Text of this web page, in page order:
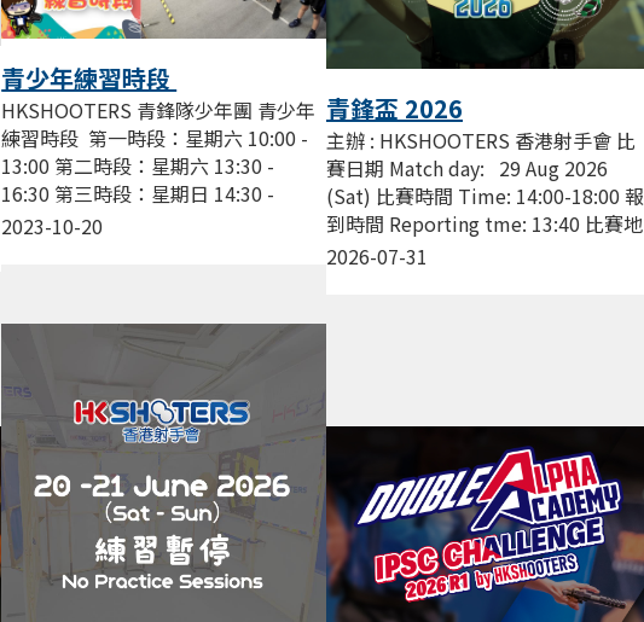
青少年練習時段
2023-10-20
HKSHOOTERS 青鋒隊少年團 青少年
練習時段 第一時段：星期六 10:00 -
13:00 第二時段：星期六 13:30 -
16:30 第三時段：星期日 14:30 -
17:30 費用 : $200/節 由資深教練帶領
青鋒盃 2026
2026-07-31
主辦 : HKSHOOTERS 香港射手會 比
賽日期 Match day: 29 Aug 2026
(Sat) 比賽時間 Time: 14:00-18:00 報
到時間 Reporting tme: 13:40 比賽地
點...